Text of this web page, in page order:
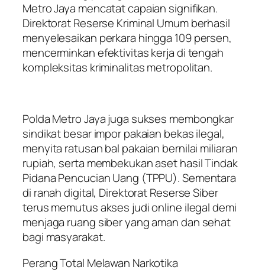
Metro Jaya mencatat capaian signifikan.
Direktorat Reserse Kriminal Umum berhasil
menyelesaikan perkara hingga 109 persen,
mencerminkan efektivitas kerja di tengah
kompleksitas kriminalitas metropolitan.
Polda Metro Jaya juga sukses membongkar
sindikat besar impor pakaian bekas ilegal,
menyita ratusan bal pakaian bernilai miliaran
rupiah, serta membekukan aset hasil Tindak
Pidana Pencucian Uang (TPPU). Sementara
di ranah digital, Direktorat Reserse Siber
terus memutus akses judi online ilegal demi
menjaga ruang siber yang aman dan sehat
bagi masyarakat.
Perang Total Melawan Narkotika